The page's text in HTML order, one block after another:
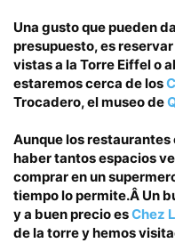
Una gusto que pueden
presupuesto, es
vistas a la Torre Eiffelo al
estaremos cerca de los
Trocadero, el museo de
Aunque los restaurantes
haber tantos espacios
comprar en un
tiempo lo permite.Â Un
y a buen precio esChez
de la torre y hemos